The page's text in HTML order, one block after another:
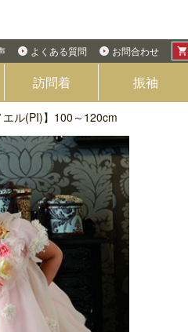
よくある質問 お問合わせ 
訪問着 振袖
エル(PI)】100～120cm